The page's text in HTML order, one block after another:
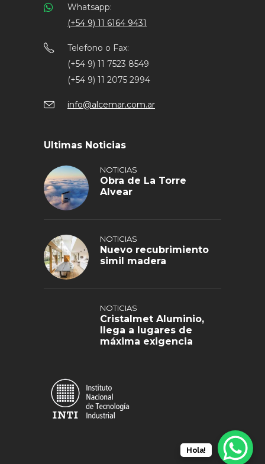
Whatsapp:
(+54 9) 11 6164 9431
Telefono o Fax:
(+54 9) 11 7523 8549
(+54 9) 11 2075 2994
info@alcemar.com.ar
Ultimas Noticias
NOTICIAS
Obra de La Torre
Alvear
NOTICIAS
Nuevo recubrimiento
simil madera
NOTICIAS
Cristalmet Aluminio,
llega a lugares de
máxima exigencia
Hola!